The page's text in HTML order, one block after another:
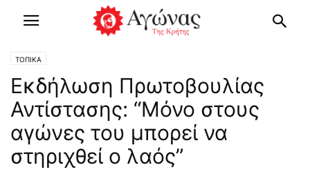
ΤΟΠΙΚΑ
Εκδήλωση Πρωτοβουλίας
Αντίστασης: “Μόνο στους
αγώνες του μπορεί να
στηριχθεί ο λαός”